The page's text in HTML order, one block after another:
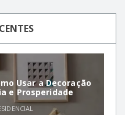
Usar a Decoração
e Prosperidade